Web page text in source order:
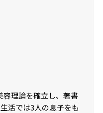
容理論を確立し、著書
活では3人の息子をも